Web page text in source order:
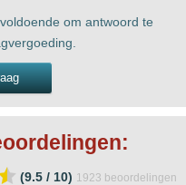
om antwoord te
(9.5 / 10) 1923 beoordelingen